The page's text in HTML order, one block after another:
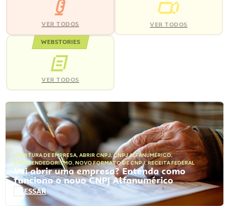
VER TODOS VER TODOS
WEBSTORIES
VER TODOS
ABERTURA DE EMPRESA, ABRIR CNPJ,CNPJ ALFANUMÉRICO,
EMPREENDEDORISMO, NOVO FORMATO DE CNPJ,RECEITA FEDERAL
Vai abrir uma empresa? Entenda como
funciona o novo CNPJ Alfanumérico
ACESSAR